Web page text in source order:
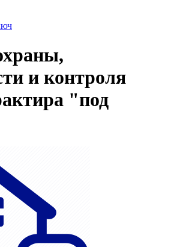
и контроля
"под